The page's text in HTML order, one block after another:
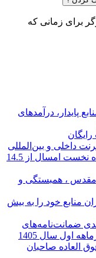
برای زمانی که
پایدار، درآمدهای
داخلی و بین‌المللی
حق بیمه تولیدی بیمه ملت در چهار ماه نخست امسال از 14.5
مقدس ، همبستگی و
منابع خود را به بیش
درصدی منابع و ۱۳۲ درصدی ضمانت‌نامه‌های
اول سال 1405
العاده صاحبان